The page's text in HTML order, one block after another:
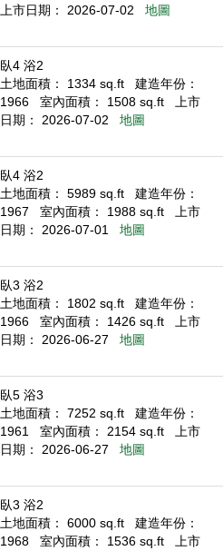
上市日期： 2026-07-02
地圖
臥4 浴2
土地面積： 1334 sq.ft
建造年份：
1966
室內面積： 1508 sq.ft
上市
日期： 2026-07-02
地圖
臥4 浴2
土地面積： 5989 sq.ft
建造年份：
1967
室內面積： 1988 sq.ft
上市
日期： 2026-07-01
地圖
臥3 浴2
土地面積： 1802 sq.ft
建造年份：
1966
室內面積： 1426 sq.ft
上市
日期： 2026-06-27
地圖
臥5 浴3
土地面積： 7252 sq.ft
建造年份：
1961
室內面積： 2154 sq.ft
上市
日期： 2026-06-27
地圖
臥3 浴2
土地面積： 6000 sq.ft
建造年份：
1968
室內面積： 1536 sq.ft
上市